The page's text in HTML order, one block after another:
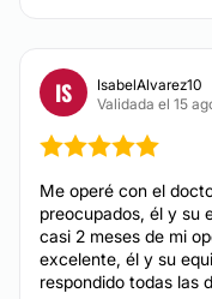
IS
IsabelAlvarez10
Validada el 15
Me operé con el
preocupados, él y su
casi 2 meses de mi
excelente, él y su
respondido todas las